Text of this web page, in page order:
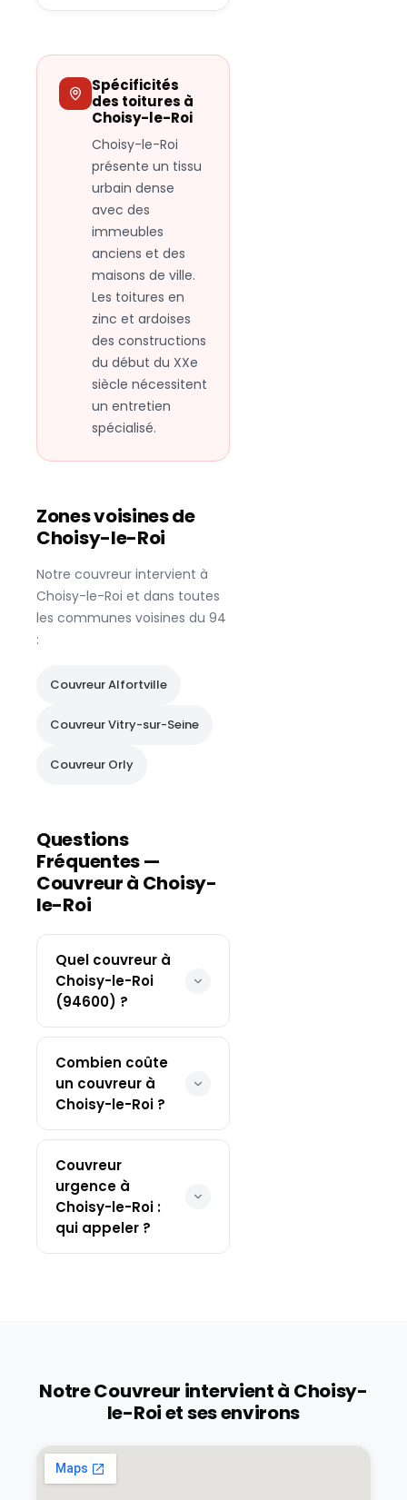
Spécificités
des toitures à
Choisy-le-Roi
Choisy-le-Roi
présente un tissu
urbain dense
avec des
immeubles
anciens et des
maisons de ville.
Les toitures en
zinc et ardoises
des constructions
du début du XXe
siècle nécessitent
un entretien
spécialisé.
Zones voisines de
Choisy-le-Roi
Notre couvreur intervient à
Choisy-le-Roi et dans toutes
les communes voisines du 94
:
CouvreurAlfortville
CouvreurVitry-sur-Seine
Couvreur Orly
Questions
Fréquentes —
Couvreur à Choisy-
le-Roi
Quel couvreur à
Choisy-le-Roi
(94600) ?
Combien coûte
un couvreur à
Choisy-le-Roi ?
Couvreur
urgence à
Choisy-le-Roi :
qui appeler ?
Notre Couvreur intervient à Choisy-
le-Roiet ses environs